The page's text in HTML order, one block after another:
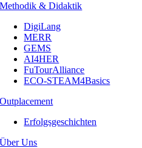
Methodik & Didaktik
DigiLang
MERR
GEMS
AI4HER
FuTourAlliance
ECO-STEAM4Basics
Outplacement
Erfolgsgeschichten
Über Uns